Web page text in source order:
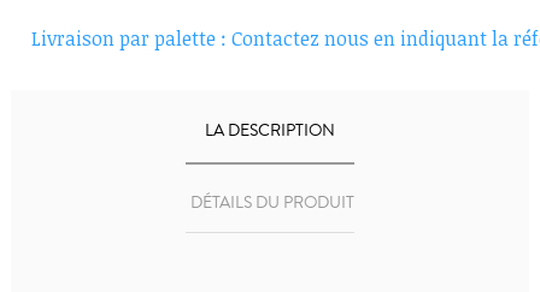
Livraison par palette : Contactez nous en indiquant la
LA DESCRIPTION
DÉTAILS DU PRODUIT